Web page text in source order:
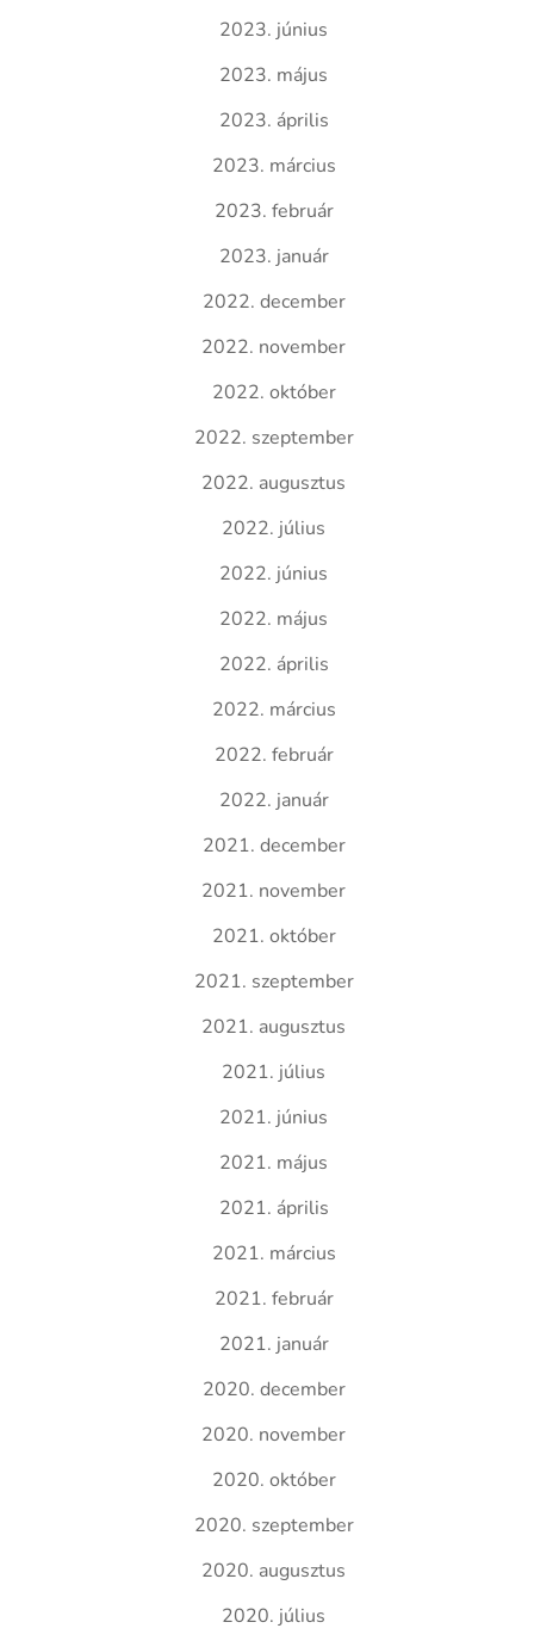
2023. június
2023. május
2023. április
2023. március
2023. február
2023. január
2022. december
2022. november
2022. október
2022. szeptember
2022. augusztus
2022. július
2022. június
2022. május
2022. április
2022. március
2022. február
2022. január
2021. december
2021. november
2021. október
2021. szeptember
2021. augusztus
2021. július
2021. június
2021. május
2021. április
2021. március
2021. február
2021. január
2020. december
2020. november
2020. október
2020. szeptember
2020. augusztus
2020. július